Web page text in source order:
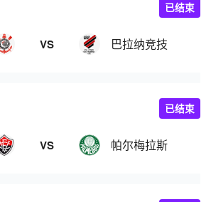
VS 巴拉纳竞技
已结束
VS 帕尔梅拉斯
已结束